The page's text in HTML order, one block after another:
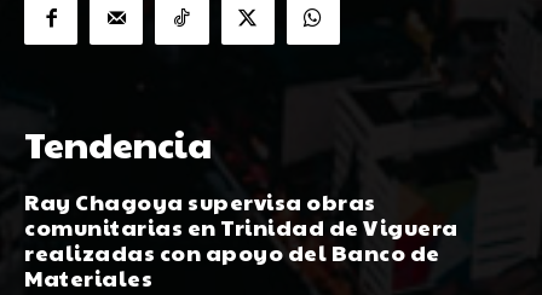
Tendencia
Ray Chagoya supervisa obras
comunitarias en Trinidad de Viguera
realizadas con apoyo del Banco de
Materiales